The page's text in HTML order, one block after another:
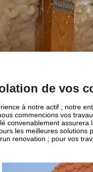
de vos
à notre actif ; notre
commencions vos
convenablement
les meilleures
renovation ; pour vos